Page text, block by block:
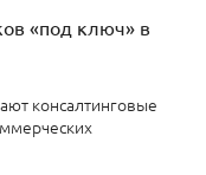
«под ключ» в
консалтинговые